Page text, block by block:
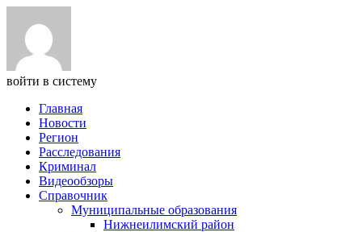
войти в систему
Главная
Новости
Регион
Расследования
Криминал
Видеообзоры
Справочник
Муниципальные образования
Нижнеилимский район